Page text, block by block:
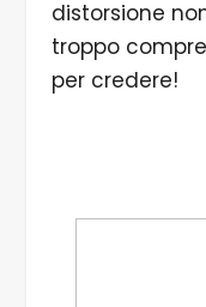
distorsione
troppo
per credere!